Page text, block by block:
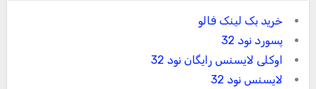
خرید بک لینک فالو
پسورد نود 32
اوکلی لایسنس رایگان نود 32
لایسنس نود 32